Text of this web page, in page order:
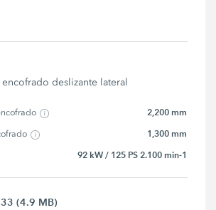
deslizante lateral
2,200 mm
1,300 mm
92 kW / 125 PS 2.100 min-1
(4.9 MB)